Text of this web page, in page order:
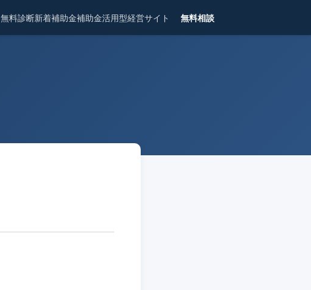
無料診断新着補助金補助金活用型経営サイト 無料相談